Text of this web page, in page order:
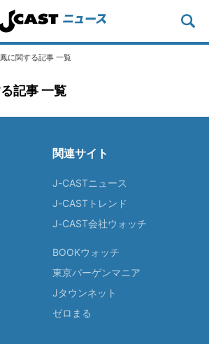
に関する記事 一覧
記事 一覧
関連サイト
J-CASTニュース
J-CASTトレンド
J-CAST会社ウォッチ
BOOKウォッチ
東京バーゲンマニア
Jタウンネット
ゼロまる